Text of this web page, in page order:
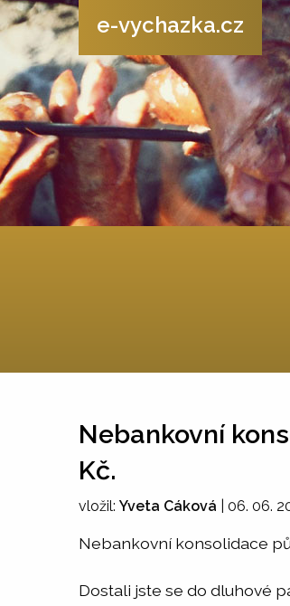
e-vychazka.cz
Nebankovní
Kč.
vložil: Yveta Cáková 06. 06.
Nebankovní konsolidace
Dostali jste se do dluhové